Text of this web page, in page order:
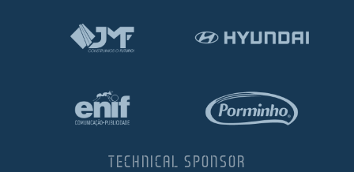
TECHNICAL SPONSOR